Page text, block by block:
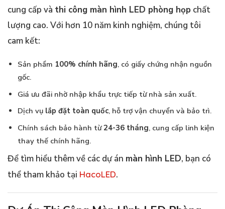
cung cấp và thi công màn hình LED phòng họp chất
lượng cao. Với hơn 10 năm kinh nghiệm, chúng tôi
cam kết:
Sản phẩm 100% chính hãng, có giấy chứng nhận nguồn
gốc.
Giá ưu đãi nhờ nhập khẩu trực tiếp từ nhà sản xuất.
Dịch vụ lắp đặt toàn quốc, hỗ trợ vận chuyển và bảo trì.
Chính sách bảo hành từ24-36 tháng, cung cấp linh kiện
thay thế chính hãng.
Để tìm hiểu thêm về các dự án màn hình LED, bạn có
thể tham khảo tại HacoLED.